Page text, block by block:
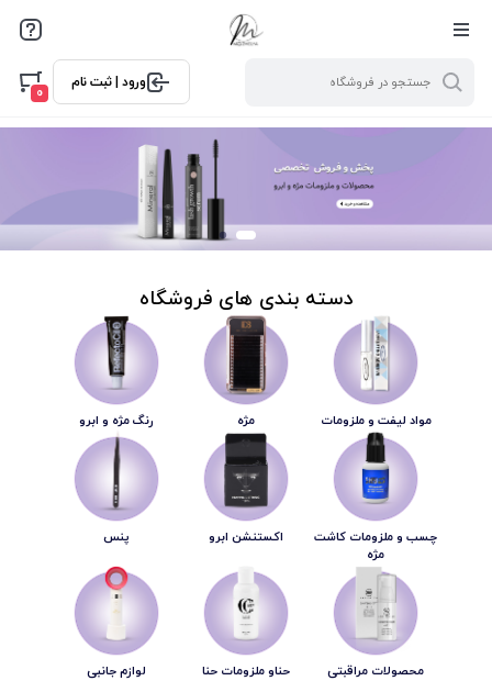
ورود | ثبت نام
0
دسته بندی های فروشگاه
مواد لیفت و ملزومات مژه رنگ مژه و ابرو
چسب و ملزومات کاشت
مژه
اکستنشن ابرو پنس
محصولات مراقبتی حناو ملزومات حنا لوازم جانبی